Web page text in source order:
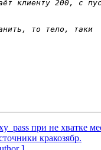
при не хватке
кракозябр.